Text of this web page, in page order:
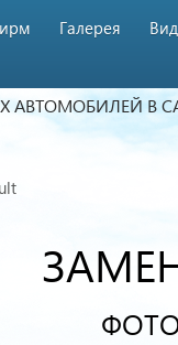
АВТОМОБИЛЕЙ В
Галерея